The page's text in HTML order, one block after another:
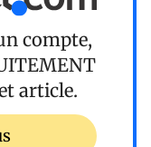
compte,
article.